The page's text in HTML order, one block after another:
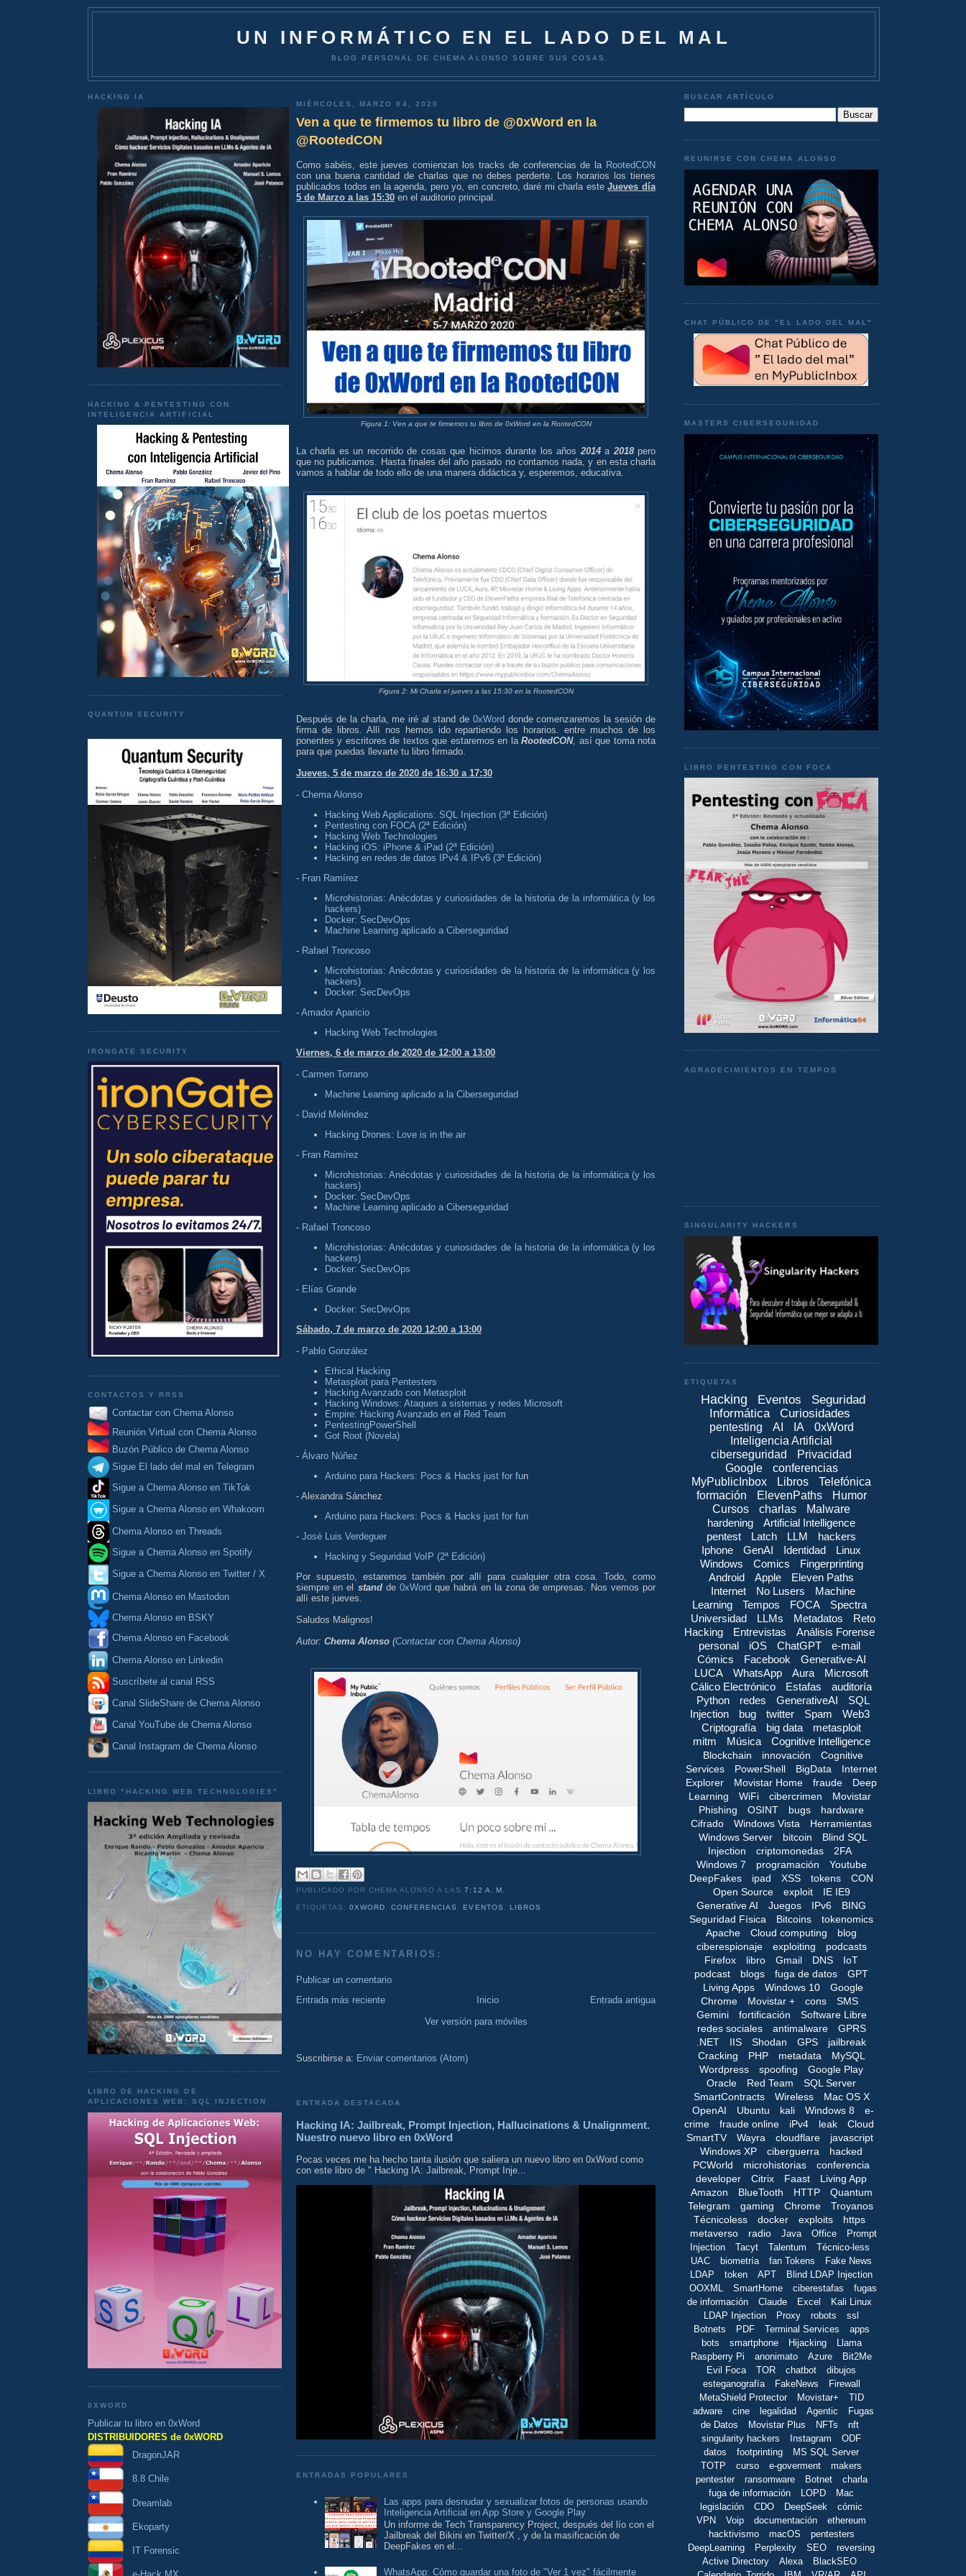
UN INFORMÁTICO EN EL LADO DEL MAL
BLOG PERSONAL DE CHEMA ALONSO SOBRE SUS COSAS.
HACKING IA
HACKING & PENTESTING CON
INTELIGENCIA ARTIFICIAL
QUANTUM SECURITY
IRONGATE SECURITY
CONTACTOS Y RRSS
Contactar con Chema Alonso
Reunión Virtual con Chema Alonso
Buzón Público de Chema Alonso
Sigue El lado del mal en Telegram
Sigue a Chema Alonso en TikTok
Sigue a Chema Alonso en Whakoom
Chema Alonso en Threads
Sigue a Chema Alonso en Spotify
Sigue a Chema Alonso en Twitter / X
Chema Alonso en Mastodon
Chema Alonso en BSKY
Chema Alonso en Facebook
Chema Alonso en Linkedin
Suscríbete al canal RSS
Canal SlideShare de Chema Alonso
Canal YouTube de Chema Alonso
Canal Instagram de Chema Alonso
LIBRO "HACKING WEB TECHNOLOGIES"
LIBRO DE HACKING DE
APLICACIONES WEB: SQL INJECTION
0XWORD
Publicar tu libro en 0xWord
DISTRIBUIDORES de 0xWORD
DragonJAR
8.8 Chile
Dreamlab
Ekoparty
IT Forensic
MIÉRCOLES, MARZO 04, 2020
Ven a que te firmemos tu libro de @0xWord en la
@RootedCON
Como sabéis, este jueves comienzan los tracks de conferencias de la RootedCON
con una buena cantidad de charlas que no debes perderte. Los horarios los tienes
publicados todos en la agenda, pero yo, en concreto, daré mi charla esteJueves día
5 de Marzo a las 15:30 en el auditorio principal.
Figura 1: Ven a que te firmemos tu libro de 0xWord en la RootedCON
La charla es un recorrido de cosas que hicimos durante los años 2014a 2018pero
que no publicamos. Hasta finales del año pasado no contamos nada, y en esta charla
vamos a hablar de todo ello de una manera didáctica y, esperemos, educativa.
Figura 2: Mi Charla el jueves a las 15:30 en la RootedCON
Después de la charla, me iré al stand de 0xWord donde comenzaremos la sesión de
firma de libros. Allí nos hemos ido repartiendo los horarios. entre muchos de los
ponentes y escritores de textos que estaremos en laRootedCON, así que toma nota
para que puedas llevarte tu libro firmado.
Jueves, 5 de marzo de 2020 de 16:30 a 17:30
- Chema Alonso
Hacking Web Applications: SQL Injection (3ª Edición)
Pentesting con FOCA (2ª Edición)
Hacking Web Technologies
Hacking iOS: iPhone & iPad (2ª Edición)
Hacking en redes de datos IPv4 & IPv6 (3ª Edición)
- Fran Ramírez
Microhistorias: Anécdotas y curiosidades de la historia de la informática (y los
hackers)
Docker: SecDevOps
Machine Learning aplicado a Ciberseguridad
- Rafael Troncoso
Microhistorias: Anécdotas y curiosidades de la historia de la informática (y los
hackers)
Docker: SecDevOps
- Amador Aparicio
Hacking Web Technologies
Viernes, 6 de marzo de 2020 de 12:00 a 13:00
- Carmen Torrano
Machine Learning aplicado a la Ciberseguridad
- David Meléndez
Hacking Drones: Love is in the air
- Fran Ramírez
Microhistorias: Anécdotas y curiosidades de la historia de la informática (y los
hackers)
Docker: SecDevOps
Machine Learning aplicado a Ciberseguridad
- Rafael Troncoso
Microhistorias: Anécdotas y curiosidades de la historia de la informática (y los
hackers)
Docker: SecDevOps
- Elías Grande
Docker: SecDevOps
Sábado, 7 de marzo de 2020 12:00 a 13:00
- Pablo González
Ethical Hacking
Metasploit para Pentesters
Hacking Avanzado con Metasploit
Hacking Windows: Ataques a sistemas y redes Microsoft
Empire: Hacking Avanzado en el Red Team
PentestingPowerShell
Got Root (Novela)
- Álvaro Núñez
Arduino para Hackers: Pocs & Hacks just for fun
- Alexandra Sánchez
Arduino para Hackers: Pocs & Hacks just for fun
- José Luis Verdeguer
Hacking y Seguridad VoIP (2ª Edición)
Por supuesto, estaremos también por allí para cualquier otra cosa. Todo, como
siempre en el standde0xWord que habrá en la zona de empresas. Nos vemos por
allí este jueves.
Saludos Malignos!
Autor: Chema Alonso (Contactar con Chema Alonso)
PUBLICADO POR CHEMA ALONSOA LAS7:12 A. M.
ETIQUETAS:0XWORD ,CONFERENCIAS EVENTOS LIBROS
NO HAY COMENTARIOS:
Publicar un comentario
Entrada más reciente
Entrada antigua
Inicio
Ver versión para móviles
Suscribirse a: Enviar comentarios (Atom)
ENTRADA DESTACADA
Hacking IA: Jailbreak, Prompt Injection, Hallucinations & Unalignment.
Nuestro nuevo libro en 0xWord
Pocas veces me ha hecho tanta ilusión que saliera un nuevo libro en 0xWord como
con este libro de " Hacking IA: Jailbreak, Prompt Inje...
ENTRADAS POPULARES
Las apps para desnudar y sexualizar fotos de personas usando
Inteligencia Artificial en App Store y Google Play
Un informe de Tech Transparency Project, después del lío con el
Jailbreak del Bikini en Twitter/X , y de la masificación de
DeepFakes en el...
WhatsApp: Cómo guardar una foto de "Ver 1 vez" fácilmente
BUSCAR ARTÍCULO
REUNIRSE CON CHEMA ALONSO
CHAT PÚBLICO DE "EL LADO DEL MAL"
MASTERS CIBERSEGURIDAD
LIBRO PENTESTING CON FOCA
AGRADECIMIENTOS EN TEMPOS
SINGULARITY HACKERS
ETIQUETAS
Hacking Eventos
Seguridad
Informática
Curiosidades
pentesting AI IA
0xWord
Inteligencia Artificial
ciberseguridad
Privacidad
Google
conferencias
MyPublicInbox
Libros
Telefónica
formación
ElevenPaths
Humor
Cursos
charlas
Malware
hardening
Artificial Intelligence
pentest
Latch LLM
hackers
Iphone
GenAI Identidad
Linux
Windows
Comics
Fingerprinting
Android
Apple
Eleven Paths
Internet
No Lusers
Machine
Learning
Tempos FOCA
Spectra
Universidad
LLMs Metadatos
Reto
Hacking
Entrevistas
Análisis Forense
personal
iOS ChatGPT
e-mail
Cómics
Facebook
Generative-AI
LUCA
WhatsApp Aura
Microsoft
Cálico Electrónico
Estafas
auditoría
Python
redes GenerativeAI
SQL
Injection
bug twitter Spam
Web3
Criptografía
big data
metasploit
mitm
Música Cognitive Intelligence
Blockchain innovación
Cognitive
Services
PowerShell BigData
Internet
Explorer
Movistar Home fraude
Deep
Learning
WiFi cibercrimen
Movistar
Phishing
OSINT bugs
hardware
Cifrado
Windows Vista
Herramientas
Windows Server
bitcoin
Blind SQL
Injection
criptomonedas
2FA
Windows 7
programación
Youtube
DeepFakes
ipad XSS tokens
CON
Open Source
exploit
IE IE9
Generative AI
Juegos IPv6
BING
Seguridad Física
Bitcoins
tokenomics
Apache
Cloud computing
blog
ciberespionaje
exploiting
podcasts
Firefox
libro Gmail DNS
IoT
podcast
blogs fuga de datos
GPT
Living Apps
Windows 10
Google
Chrome
Movistar + cons
SMS
Gemini
fortificación
Software Libre
redes sociales
antimalware
GPRS
.NET
IIS Shodan GPS
jailbreak
Cracking
PHP metadata
MySQL
Wordpress
spoofing
Google Play
Oracle
Red Team
SQL Server
SmartContracts
Wireless
Mac OS X
OpenAI
Ubuntu kali Windows 8
e-
crime
fraude online iPv4 leak
Cloud
SmartTV
Wayra cloudflare
javascript
Windows XP
ciberguerra
hacked
PCWorld
microhistorias
conferencia
developer
Citrix Faast
Living App
Amazon
BlueTooth HTTP
Quantum
Telegram
gaming Chrome
Troyanos
Técnicoless
docker exploits
https
metaverso
radio Java Office
Prompt
Injection
Tacyt Talentum
Técnico-less
UAC
biometría fan Tokens
Fake News
LDAP
token APT
Blind LDAP Injection
OOXML
SmartHome ciberestafas
fugas
de información
Claude Excel
Kali Linux
LDAP Injection
Proxy robots
ssl
Botnets
PDF Terminal Services
apps
bots
smartphone Hijacking
Llama
Raspberry Pi
anonimato Azure
Bit2Me
Evil Foca
TOR chatbot
dibujos
esteganografía
FakeNews
Firewall
MetaShield Protector
Movistar+
TID
adware
cine legalidad Agentic
Fugas
de Datos
Movistar Plus NFTs
nft
singularity hackers
Instagram
ODF
datos
footprinting
MS SQL Server
TOTP
curso e-goverment
makers
pentester
ransomware Botnet
charla
fuga de información
LOPD
Mac
legislación
CDO DeepSeek
cómic
VPN
Voip documentación
ethereum
hacktivismo
macOS
pentesters
DeepLearning
Perplexity SEO
reversing
Active Directory
Alexa
BlackSEO